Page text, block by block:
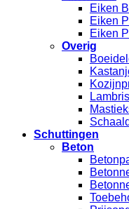
Eiken
Eiken
Eiken
Overig
Schuttingen
Beton